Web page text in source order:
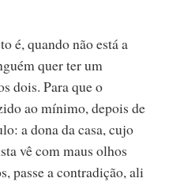
é, quando não está a
quer ter um
dois. Para que o
ao mínimo, depois de
a dona da casa, cujo
vê com maus olhos
passe a contradição, ali